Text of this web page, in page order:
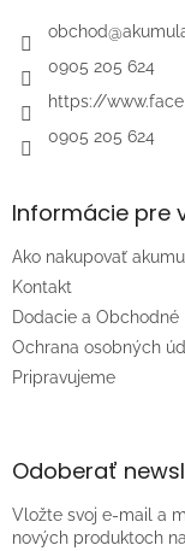
obchod@
0905 205 624
https://
0905 205 624
Informácie pre
Ako nakupovať
Kontakt
Dodacie a
Ochrana osobných
Pripravujeme
Odoberať
Vložte svoj e-mail a
nových produktoch